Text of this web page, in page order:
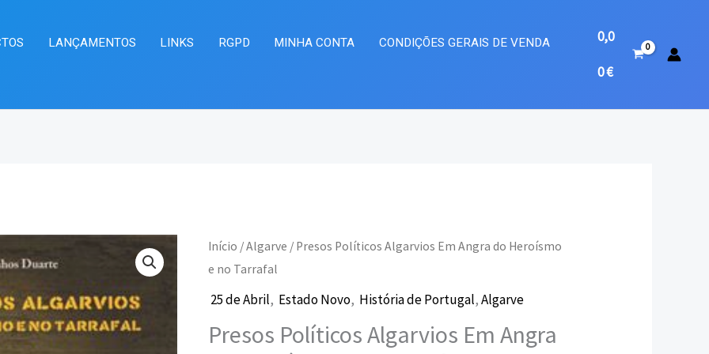
LANÇAMENTOS LINKS RGPD MINHA CONTA
CONDIÇÕES GERAIS DE VENDA
0,0
0€
Início /Algarve / Presos Políticos Algarvios Em Angra do Heroísmo
e no Tarrafal
25 de Abril, Estado Novo, História de Portugal,Algarve
Presos Políticos Algarvios Em Angra
O
preço
original
O
preço
atual
Quantidade
de
Presos
Algarvios